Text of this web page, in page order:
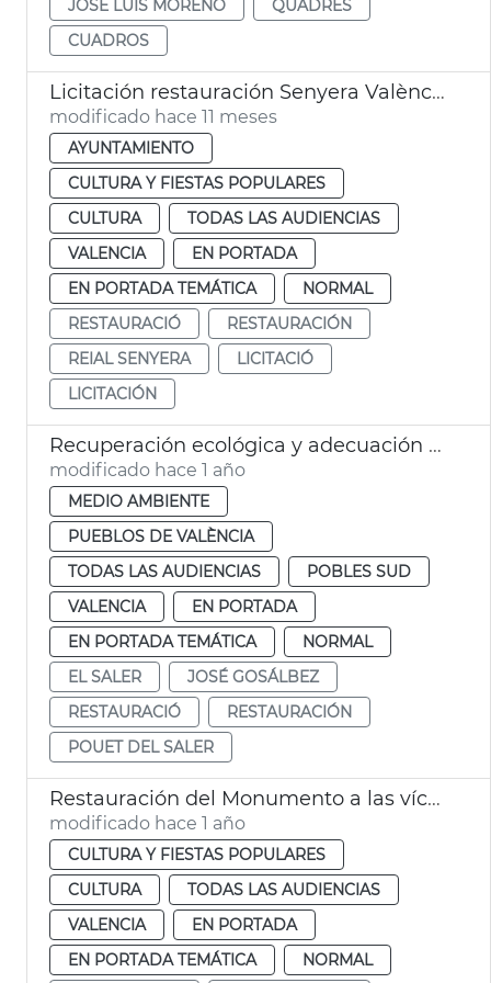
JOSÉ LUIS MORENO
QUADRES
CUADROS
Licitación restauración Senyera València 1545
modificado hace 11 meses
AYUNTAMIENTO
CULTURA Y FIESTAS POPULARES
CULTURA
TODAS LAS AUDIENCIAS
VALENCIA
EN PORTADA
EN PORTADA TEMÁTICA
NORMAL
RESTAURACIÓ
RESTAURACIÓN
REIAL SENYERA
LICITACIÓ
LICITACIÓN
Recuperación ecológica y adecuación paisajística Pouet del Saler València
modificado hace 1 año
MEDIO AMBIENTE
PUEBLOS DE VALÈNCIA
TODAS LAS AUDIENCIAS
POBLES SUD
VALENCIA
EN PORTADA
EN PORTADA TEMÁTICA
NORMAL
EL SALER
JOSÉ GOSÁLBEZ
RESTAURACIÓ
RESTAURACIÓN
POUET DEL SALER
Restauración del Monumento a las víctimas de las riadas
modificado hace 1 año
CULTURA Y FIESTAS POPULARES
CULTURA
TODAS LAS AUDIENCIAS
VALENCIA
EN PORTADA
EN PORTADA TEMÁTICA
NORMAL